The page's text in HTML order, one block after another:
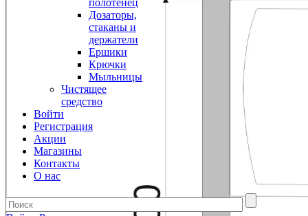
Дозаторы,
стаканы и
держатели
Ершики
Крючки
Мыльницы
Чистящее
средство
Войти
Регистрация
Акции
Магазины
Контакты
О нас